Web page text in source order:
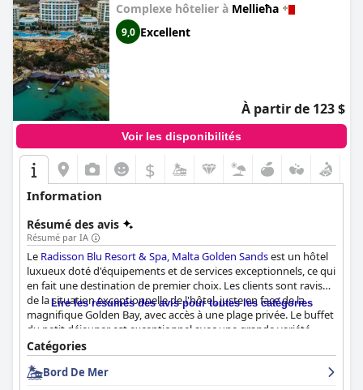
Complexe hôtelier à Mellieħa
9,0 Excellent
À partir de 123 $
Voir les disponibilités
$
Information
Résumé des avis
Résumé par IA
Le Radisson Blu Resort & Spa, Malta Golden Sandsest un hôtel
luxueux doté d'équipements et de services exceptionnels, ce qui
en fait une destination de premier choix. Les clients sont ravis
de la situation exceptionnelle de l'hôtel, juste en face de la
magnifique Golden Bay, avec accès à une plage privée. Le buffet
du petit déjeuner est exceptionnel avec une grande variété
d'options délicieuses, tandis que les options du dîner ont reçu
des critiques mitigées. Le personnel est constamment félicité
pour sa gentillesse, son professionnalisme et sa serviabilité. Les
Lire les résumés des avis pour toutes les catégories
Catégories
Bord De Mer